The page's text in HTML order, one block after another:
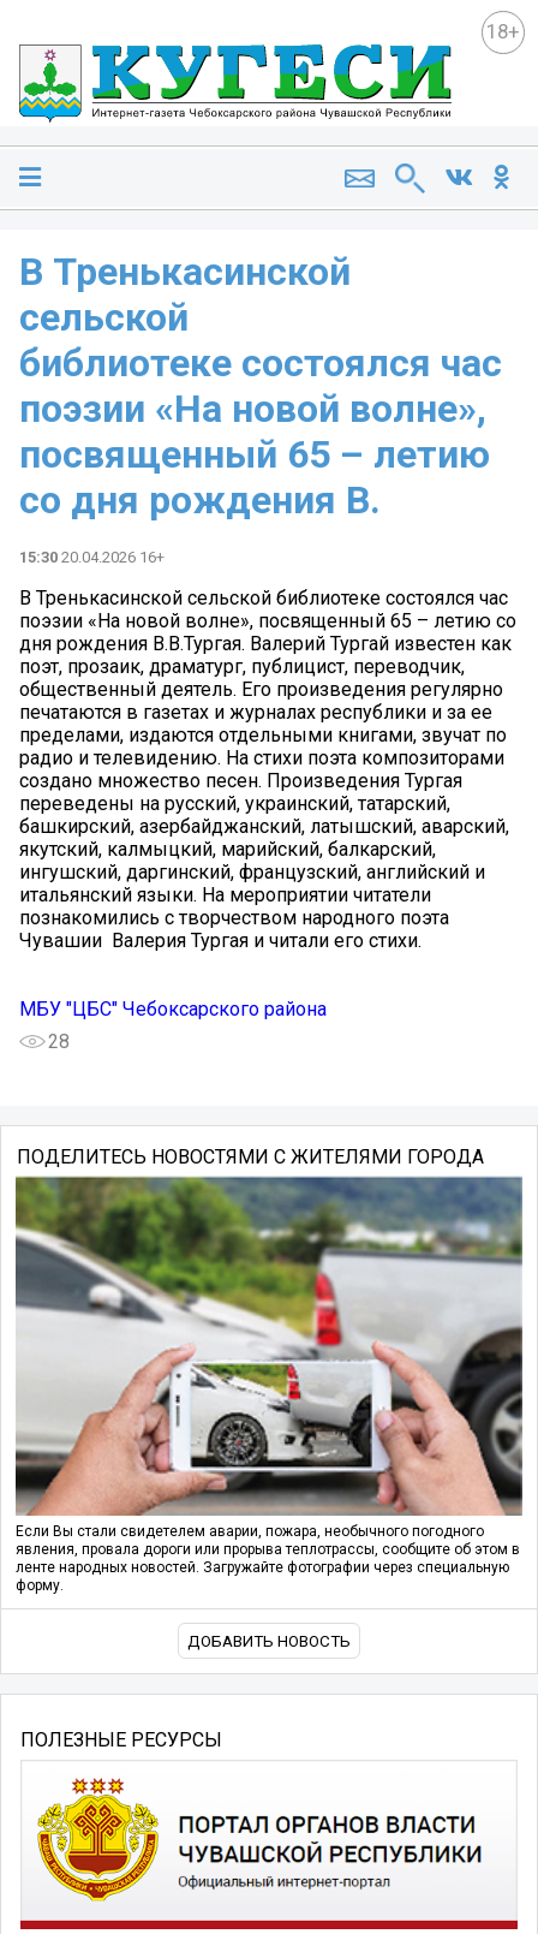
18+
В Тренькасинской
сельской
библиотеке состоялся час
поэзии «На новой волне»,
посвященный 65 – летию
со дня рождения В.
15:30 20.04.2026 16+
В Тренькасинской сельской библиотеке состоялся час
поэзии «На новой волне», посвященный 65 – летию со
дня рождения В.В.Тургая. Валерий Тургай известен как
поэт, прозаик, драматург, публицист, переводчик,
общественный деятель. Его произведения регулярно
печатаются в газетах и журналах республики и за ее
пределами, издаются отдельными книгами, звучат по
радио и телевидению. На стихи поэта композиторами
создано множество песен. Произведения Тургая
переведены на русский, украинский, татарский,
башкирский, азербайджанский, латышский, аварский,
якутский, калмыцкий, марийский, балкарский,
ингушский, даргинский, французский, английский и
итальянский языки. На мероприятии читатели
познакомились с творчеством народного поэта
Чувашии Валерия Тургая и читали его стихи.
МБУ "ЦБС" Чебоксарского района
28
ПОДЕЛИТЕСЬ НОВОСТЯМИ С ЖИТЕЛЯМИ ГОРОДА
Если Вы стали свидетелем аварии, пожара, необычного погодного
явления, провала дороги или прорыва теплотрассы, сообщите об этом в
ленте народных новостей. Загружайте фотографии через специальную
форму.
ДОБАВИТЬ НОВОСТЬ
ПОЛЕЗНЫЕ РЕСУРСЫ